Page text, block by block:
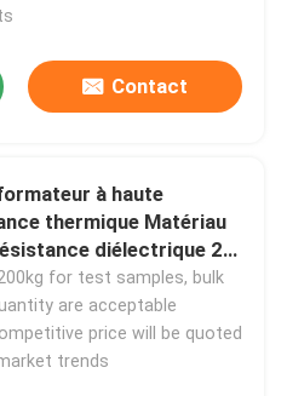
Contact
à haute
thermique Matériau
diélectrique 20-
mm Rétrécissement de
faible
for test samples, bulk
are acceptable
price will be quoted
trends